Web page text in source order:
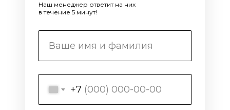
+7
Наш менеджер ответит на них
в течение 5 минут!